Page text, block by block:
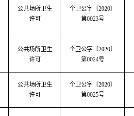
公共场所卫生
许可
个卫公字 〔2020〕
第0023号
公共场所卫生
许可
个卫公字 〔2020〕
第0024号
公共场所卫生
许可
个卫公字 〔2020〕
第0025号